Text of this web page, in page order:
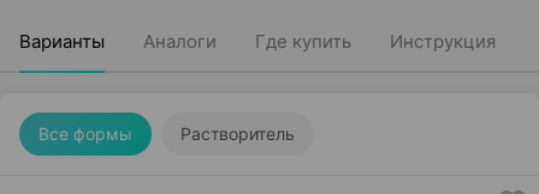
Варианты Аналоги Где купить Инструкция
Все формы Растворитель